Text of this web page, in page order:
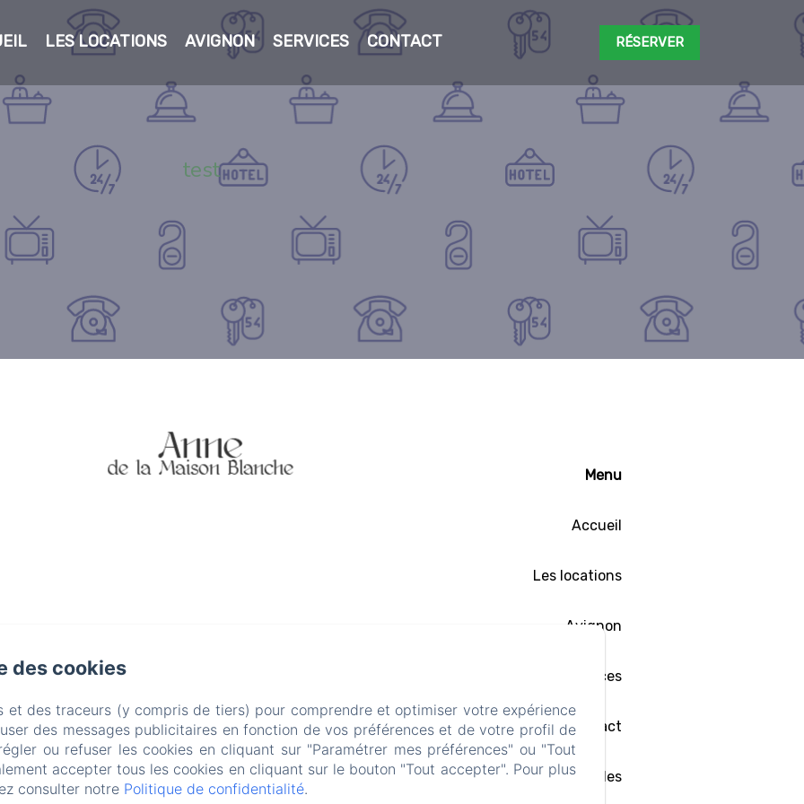
LES LOCATIONS AVIGNON SERVICES CONTACT RÉSERVER
test
Menu
Accueil
Les locations
Avignon
Services
Contact
Mentions légales
des cookies
et des traceurs (y compris de tiers) pour comprendre et optimiser votre expérience
des messages publicitaires en fonction de vos préférences et de votre profil de
ou refuser les cookies en cliquant sur "Paramétrer mes préférences" ou "Tout
accepter tous les cookies en cliquant sur le bouton "Tout accepter". Pour plus
consulter notre Politique de confidentialité.